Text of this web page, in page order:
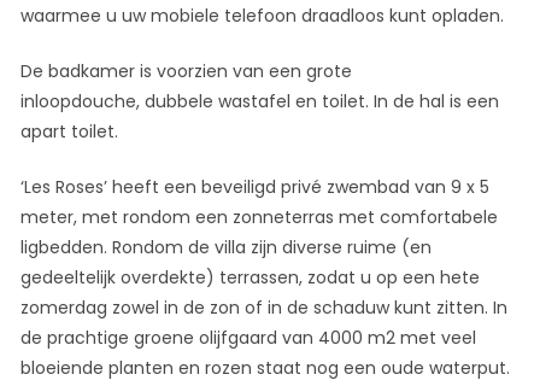
waarmee u uw mobiele telefoon draadloos kunt opladen.
De badkamer is voorzien van een grote
inloopdouche, dubbele wastafel en toilet. In de hal is een
apart toilet.
‘Les Roses’ heeft een beveiligd privé zwembad van 9 x 5
meter, met rondom een zonneterras met comfortabele
ligbedden. Rondom de villa zijn diverse ruime (en
gedeeltelijk overdekte) terrassen, zodat u op een hete
zomerdag zowel in de zon of in de schaduw kunt zitten. In
de prachtige groene olijfgaard van 4000 m2 met veel
bloeiende planten en rozen staat nog een oude waterput.